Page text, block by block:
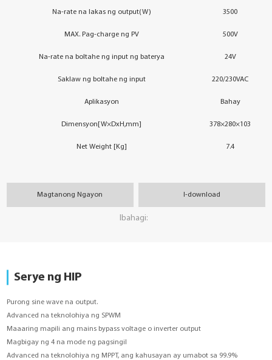
Na-rate na lakas ng output(W) 3500
MAX. Pag-charge ng PV 500V
Na-rate na boltahe ng input ng baterya 24V
Saklaw ng boltahe ng input 220/230VAC
Aplikasyon Bahay
Dimensyon[W×DxH,mm] 378×280×103
Net Weight [Kg] 7.4
Magtanong Ngayon I-download
Ibahagi:
Serye ng HIP
Purong sine wave na output.
Advanced na teknolohiya ng SPWM
Maaaring mapili ang mains bypass voltage o inverter output
Magbigay ng 4 na mode ng pagsingil
Advanced na teknolohiya ng MPPT, ang kahusayan ay umabot sa 99.9%